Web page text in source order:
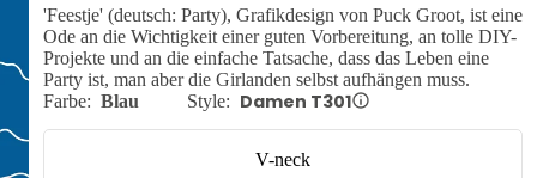
'Feestje' (deutsch: Party), Grafikdesign von Puck Groot, ist eine
Ode an die Wichtigkeit einer guten Vorbereitung, an tolle DIY-
Projekte und an die einfache Tatsache, dass das Leben eine
Party ist, man aber die Girlanden selbst aufhängen muss.
Farbe: Blau Style: Damen T301
V-neck